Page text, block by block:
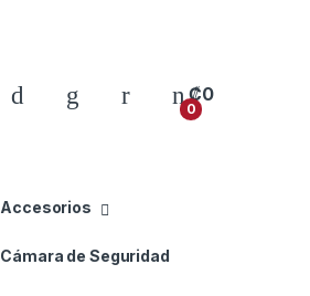
0
₡0
Accesorios
Cámara de Seguridad